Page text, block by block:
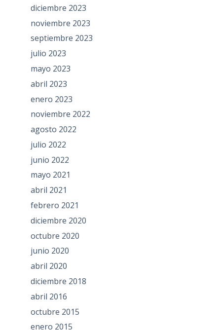
diciembre 2023
noviembre 2023
septiembre 2023
julio 2023
mayo 2023
abril 2023
enero 2023
noviembre 2022
agosto 2022
julio 2022
junio 2022
mayo 2021
abril 2021
febrero 2021
diciembre 2020
octubre 2020
junio 2020
abril 2020
diciembre 2018
abril 2016
octubre 2015
enero 2015